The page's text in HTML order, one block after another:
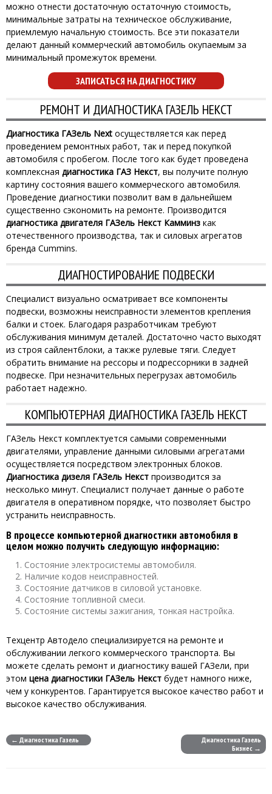
можно отнести достаточную остаточную стоимость,
минимальные затраты на техническое обслуживание,
приемлемую начальную стоимость. Все эти показатели
делают данный коммерческий автомобиль окупаемым за
минимальный промежуток времени.
ЗАПИСАТЬСЯ НА ДИАГНОСТИКУ
РЕМОНТ И ДИАГНОСТИКА ГАЗЕЛЬ НЕКСТ
Диагностика ГАЗель Next осуществляется как перед
проведением ремонтных работ, так и перед покупкой
автомобиля с пробегом. После того как будет проведена
комплексная диагностика ГАЗ Некст, вы получите полную
картину состояния вашего коммерческого автомобиля.
Проведение диагностики позволит вам в дальнейшем
существенно сэкономить на ремонте. Производится
диагностика двигателя ГАЗель Некст Камминз как
отечественного производства, так и силовых агрегатов
бренда Cummins.
ДИАГНОСТИРОВАНИЕ ПОДВЕСКИ
Специалист визуально осматривает все компоненты
подвески, возможны неисправности элементов крепления
балки и стоек. Благодаря разработчикам требуют
обслуживания минимум деталей. Достаточно часто выходят
из строя сайлентблоки, а также рулевые тяги. Следует
обратить внимание на рессоры и подрессорники в задней
подвеске. При незначительных перегрузах автомобиль
работает надежно.
КОМПЬЮТЕРНАЯ ДИАГНОСТИКА ГАЗЕЛЬ НЕКСТ
ГАЗель Некст комплектуется самыми современными
двигателями, управление данными силовыми агрегатами
осуществляется посредством электронных блоков.
Диагностика дизеля ГАЗель Некст производится за
несколько минут. Специалист получает данные о работе
двигателя в оперативном порядке, что позволяет быстро
устранить неисправность.
В процессе компьютерной диагностики автомобиля в
целом можно получить следующую информацию:
Состояние электросистемы автомобиля.
Наличие кодов неисправностей.
Состояние датчиков в силовой установке.
Состояние топливной смеси.
Состояние системы зажигания, тонкая настройка.
Техцентр Автодело специализируется на ремонте и
обслуживании легкого коммерческого транспорта. Вы
можете сделать ремонт и диагностику вашей ГАЗели, при
этом цена диагностики ГАЗель Некст будет намного ниже,
чем у конкурентов. Гарантируется высокое качество работ и
высокое качество обслуживания.
← Диагностика Газель
Диагностика Газель
Бизнес →